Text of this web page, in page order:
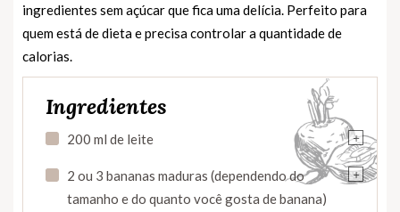
ingredientes sem açúcar que fica uma delícia. Perfeito para
quem está de dieta e precisa controlar a quantidade de
calorias.
Ingredientes
+
200 ml de leite
+
2 ou 3 bananas maduras (dependendo do
tamanho e do quanto você gosta de banana)